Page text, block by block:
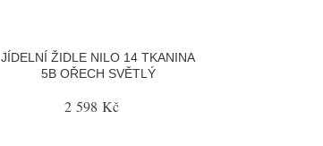
JÍDELNÍ ŽIDLE NILO 14 TKANINA
5B OŘECH SVĚTLÝ
2 598 Kč